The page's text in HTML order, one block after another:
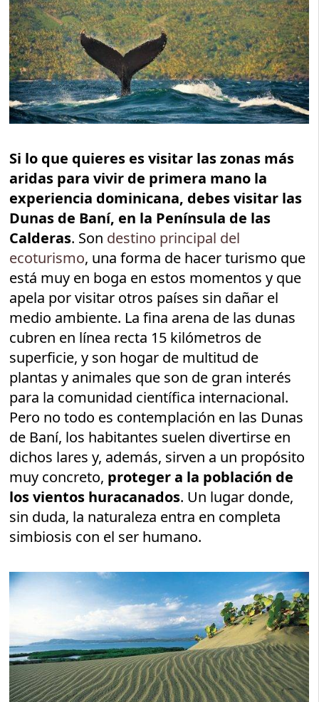
Si lo que quieres es visitar las zonas más
aridas para vivir de primera mano la
experiencia dominicana, debes visitar las
Dunas de Baní, en la Península de las
Calderas. Son destino principal del
ecoturismo, una forma de hacer turismo que
está muy en boga en estos momentos y que
apela por visitar otros países sin dañar el
medio ambiente. La fina arena de las dunas
cubren en línea recta 15 kilómetros de
superficie, y son hogar de multitud de
plantas y animales que son de gran interés
para la comunidad científica internacional.
Pero no todo es contemplación en las Dunas
de Baní, los habitantes suelen divertirse en
dichos lares y, además, sirven a un propósito
muy concreto, proteger a la población de
los vientos huracanados. Un lugar donde,
sin duda, la naturaleza entra en completa
simbiosis con el ser humano.